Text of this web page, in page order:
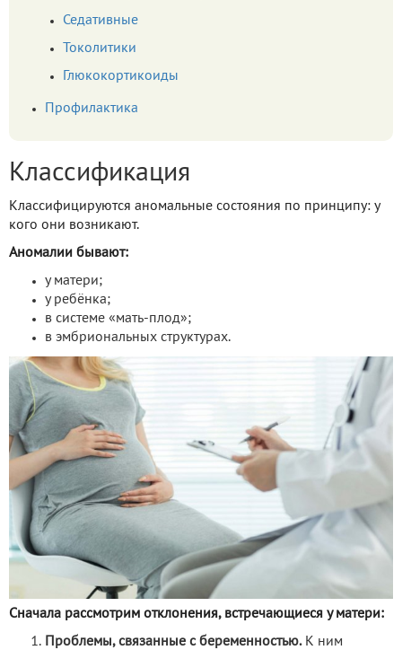
Седативные
Токолитики
Глюкокортикоиды
Профилактика
Классификация
Классифицируются аномальные состояния по принципу: у
кого они возникают.
Аномалии бывают:
у матери;
у ребёнка;
в системе «мать-плод»;
в эмбриональных структурах.
Сначала рассмотрим отклонения, встречающиеся у матери:
Проблемы, связанные с беременностью.К ним